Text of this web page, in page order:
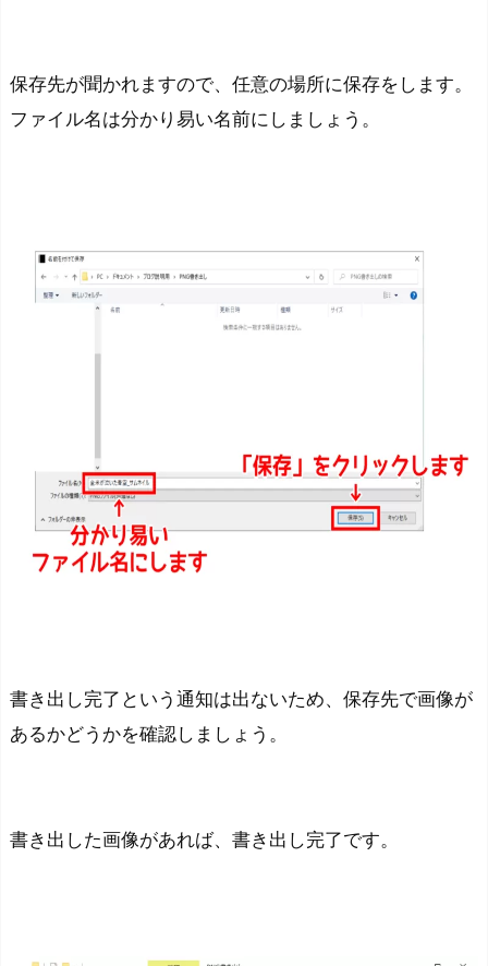
保存先が聞かれますので、任意の場所に保存をします。
ファイル名は分かり易い名前にしましょう。
書き出し完了という通知は出ないため、保存先で画像が
あるかどうかを確認しましょう。
書き出した画像があれば、書き出し完了です。